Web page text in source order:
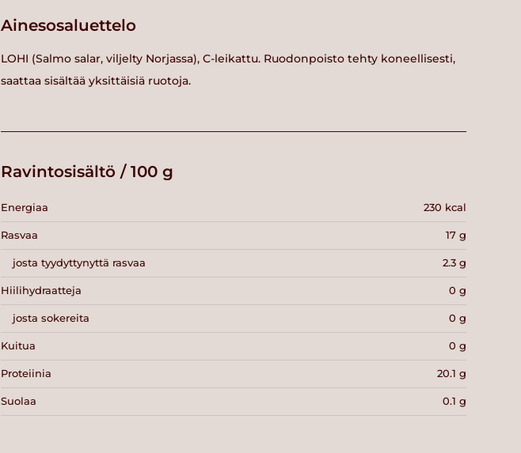
Ainesosaluettelo
LOHI (Salmo salar, viljelty Norjassa), C-leikattu. Ruodonpoisto tehty koneellisesti,
saattaa sisältää yksittäisiä ruotoja.
Ravintosisältö / 100 g
Energiaa 230 kcal
Rasvaa 17 g
josta tyydyttynyttä rasvaa 2.3 g
Hiilihydraatteja 0 g
josta sokereita 0 g
Kuitua 0 g
Proteiinia 20.1 g
Suolaa 0.1 g